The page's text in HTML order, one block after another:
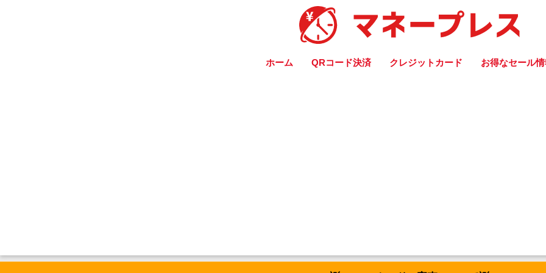
ホーム QRコード決済 クレジットカード お得なセール